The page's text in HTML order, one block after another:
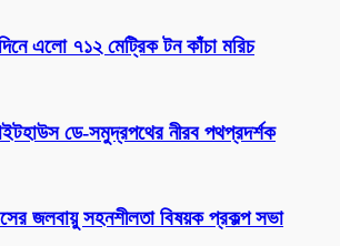
এলো ৭১২ মেট্রিক টন কাঁচা মরিচ
ডে-সমুদ্রপথের নীরব পথপ্রদর্শক
জলবায়ু সহনশীলতা বিষয়ক প্রকল্প সভা